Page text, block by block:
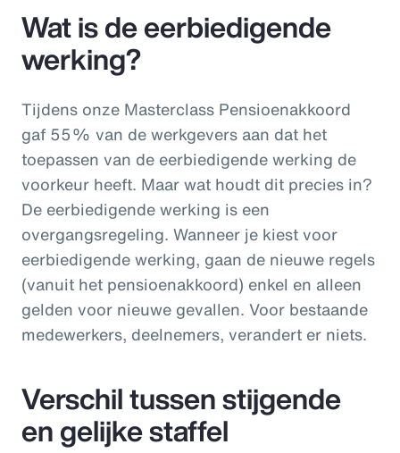
Wat is de eerbiedigende
werking?
Tijdens onze Masterclass Pensioenakkoord
gaf 55% van de werkgevers aan dat het
toepassen van de eerbiedigende werking de
voorkeur heeft. Maar wat houdt dit precies in?
De eerbiedigende werking is een
overgangsregeling. Wanneer je kiest voor
eerbiedigende werking, gaan de nieuwe regels
(vanuit het pensioenakkoord) enkel en alleen
gelden voor nieuwe gevallen. Voor bestaande
medewerkers, deelnemers, verandert er niets.
Verschil tussen stijgende
en gelijke staffel